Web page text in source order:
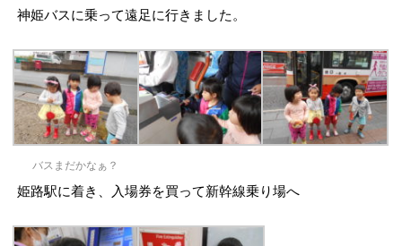
神姫バスに乗って遠足に行きました。
バスまだかなぁ？
姫路駅に着き、入場券を買って新幹線乗り場へ